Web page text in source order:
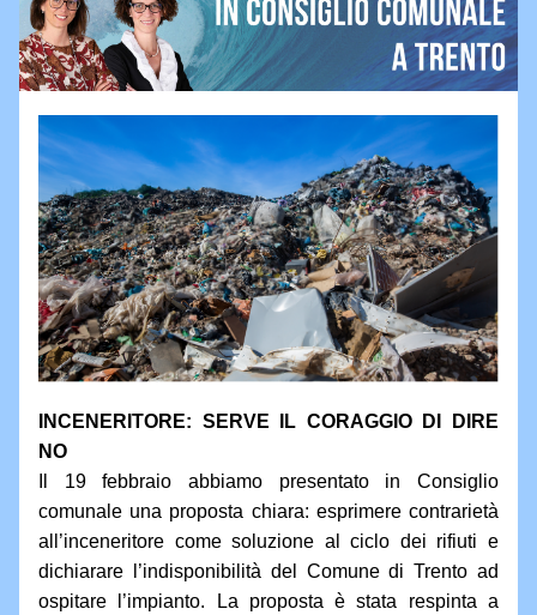
INCENERITORE: SERVE IL CORAGGIO DI DIRE
NO
Il 19 febbraio abbiamo presentato in Consiglio
comunale una proposta chiara: esprimere contrarietà
all’inceneritore come soluzione al ciclo dei rifiuti e
dichiarare l’indisponibilità del Comune di Trento ad
ospitare l’impianto. La proposta è stata respinta a